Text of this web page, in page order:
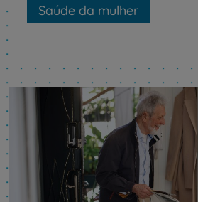
Saúde da mulher